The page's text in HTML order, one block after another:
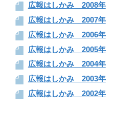
広報はしかみ 2008年
広報はしかみ 2007年
広報はしかみ 2006年
広報はしかみ 2005年
広報はしかみ 2004年
広報はしかみ 2003年
広報はしかみ 2002年